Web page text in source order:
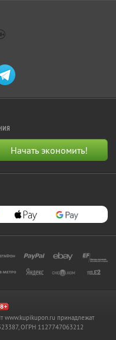
www.kupikupon.ru принадлежат
ОГРН 1127747063212